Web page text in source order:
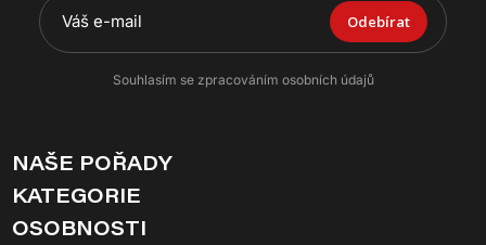
Odebírat
Souhlasím se zpracováním osobních údajů
NAŠE POŘADY
KATEGORIE
OSOBNOSTI